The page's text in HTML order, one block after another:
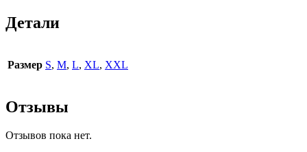
Детали
Размер S, M, L, XL, XXL
Отзывы
Отзывов пока нет.